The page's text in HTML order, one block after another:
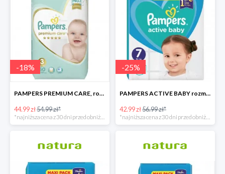
-18%
PAMPERS PREMIUM CARE, rozmiar 3, 60 pieluszki, 6kg-10kg
44.99 zł54.99 zł*
-25%
PAMPERS ACTIVE BABY rozmiar 7, 40 pieluszek, 15+ kg
42.99 zł56.99 zł*